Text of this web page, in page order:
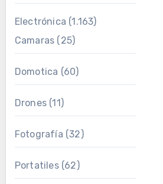
Electrónica (1.163)
Camaras (25)
Domotica (60)
Drones(11)
Fotografía (32)
Portatiles(62)